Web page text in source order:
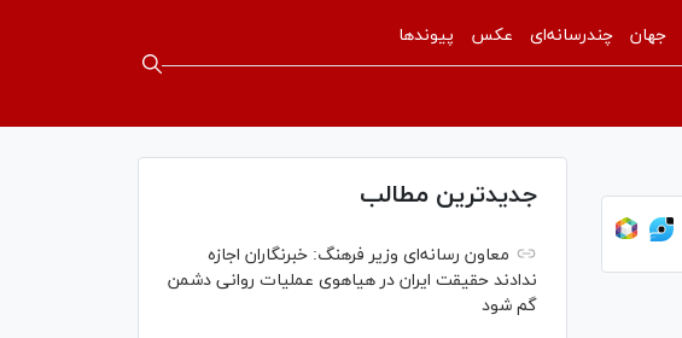
جهان چندرسانه‌ای عکس پیوندها
جدیدترین مطالب
معاون رسانه‌ای وزیر فرهنگ: خبرنگاران اجازه
ندادند حقیقت ایران در هیاهوی عملیات روانی دشمن
گم شود